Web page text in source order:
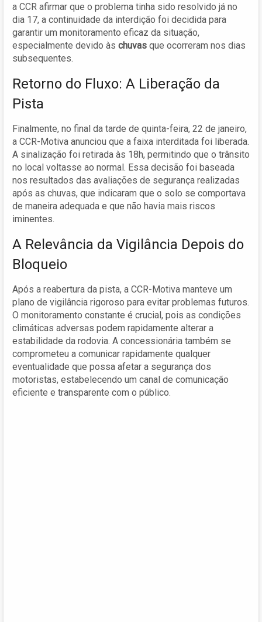
a CCR afirmar que o problema tinha sido resolvido já no
dia 17, a continuidade da interdição foi decidida para
garantir um monitoramento eficaz da situação,
especialmente devido às chuvas que ocorreram nos dias
subsequentes.
Retorno do Fluxo: A Liberação da
Pista
Finalmente, no final da tarde de quinta-feira, 22 de janeiro,
a CCR-Motiva anunciou que a faixa interditada foi liberada.
A sinalização foi retirada às 18h, permitindo que o trânsito
no local voltasse ao normal. Essa decisão foi baseada
nos resultados das avaliações de segurança realizadas
após as chuvas, que indicaram que o solo se comportava
de maneira adequada e que não havia mais riscos
iminentes.
A Relevância da Vigilância Depois do
Bloqueio
Após a reabertura da pista, a CCR-Motiva manteve um
plano de vigilância rigoroso para evitar problemas futuros.
O monitoramento constante é crucial, pois as condições
climáticas adversas podem rapidamente alterar a
estabilidade da rodovia. A concessionária também se
comprometeu a comunicar rapidamente qualquer
eventualidade que possa afetar a segurança dos
motoristas, estabelecendo um canal de comunicação
eficiente e transparente com o público.